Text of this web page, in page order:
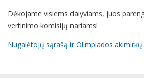
Dėkojame visiems dalyviams, juos
vertinimo komisijų nariams!
Nugalėtojų sąrašą ir Olimpiados